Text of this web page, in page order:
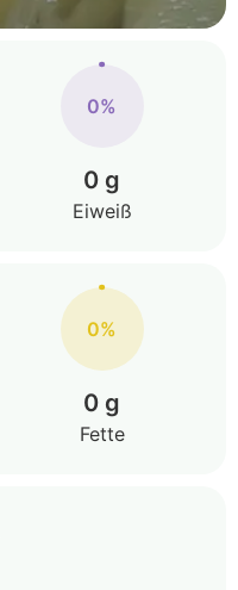
0%
0 g
Eiweiß
0%
0 g
Fette